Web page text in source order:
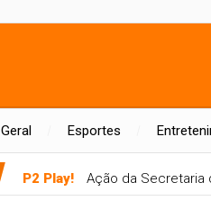
Geral Esportes
P2 Play! Ação da Secretaria